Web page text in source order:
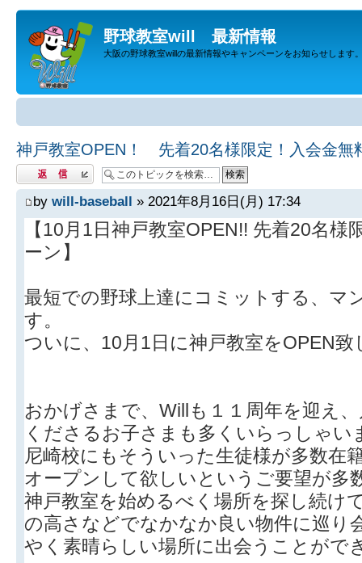
野球教室will 最新情報
大阪の野球教室willの最新情報やキャンペーンをお知らせします
神戸教室OPEN！ 先着20名様限定！入会金無
返信する
by will-baseball » 2021年8月16日(月) 17:34
【10月1日神戸教室OPEN!! 先着20名
ーン】
最短での野球上達にコミットする、マ
す。
ついに、10月1日に神戸教室をOPEN致
おかげさまで、Willも１１周年を迎え
くださるお子さまも多くいらっしゃい
尼崎校にもそういった生徒様が多数在
オープンして欲しいというご要望が多
神戸教室を始めるべく場所を探し続け
の高さなどでなかなか良い物件に巡り
やく素晴らしい場所に出会うことがで